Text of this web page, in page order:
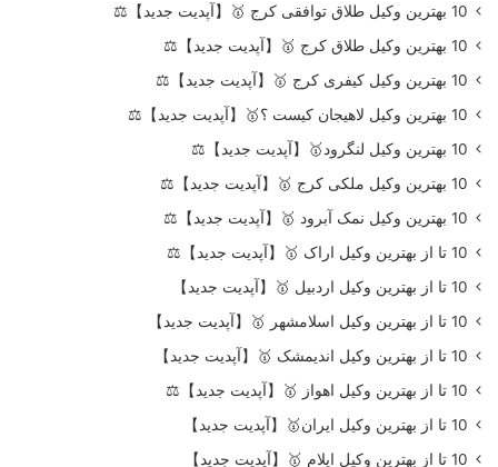
10 بهترین وکیل طلاق توافقی کرج 🥇【آپدیت جدید】⚖️
10 بهترین وکیل طلاق کرج 🥇【آپدیت جدید】⚖️
10 بهترین وکیل کیفری کرج 🥇【آپدیت جدید】⚖️
10 بهترین وکیل لاهیجان کیست ؟🥇【آپدیت جدید】⚖️
10 بهترین وکیل لنگرود🥇【آپدیت جدید】⚖️
10 بهترین وکیل ملکی کرج 🥇【آپدیت جدید】⚖️
10 بهترین وکیل نمک آبرود 🥇【آپدیت جدید】⚖️
10 تا از بهترین وکیل اراک 🥇【آپدیت جدید】⚖️
10 تا از بهترین وکیل اردبیل 🥇【آپدیت جدید】
10 تا از بهترین وکیل اسلامشهر 🥇【آپدیت جدید】
10 تا از بهترین وکیل اندیمشک 🥇【آپدیت جدید】
10 تا از بهترین وکیل اهواز 🥇【آپدیت جدید】⚖️
10 تا از بهترین وکیل ایران🥇【آپدیت جدید】
10 تا از بهترین وکیل ایلام 🥇【آپدیت جدید】